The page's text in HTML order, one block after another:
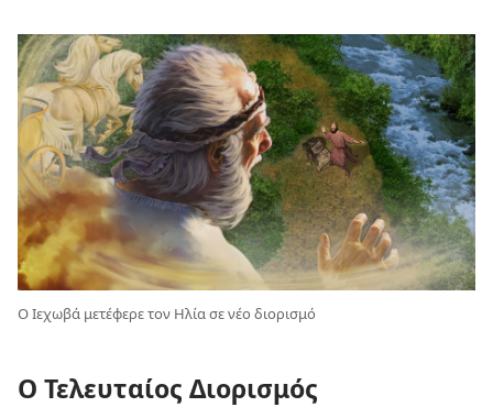
Ο Ιεχωβά μετέφερε τον Ηλία σε νέο διορισμό
Ο Τελευταίος Διορισμός